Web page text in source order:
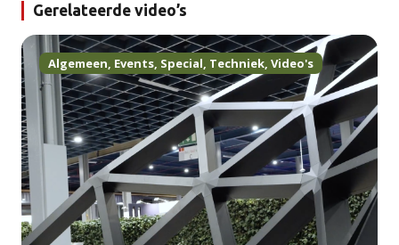
Gerelateerde video’s
Algemeen, Events, Special, Techniek, Video's